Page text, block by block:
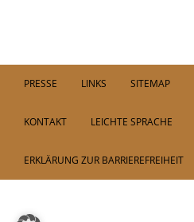
PRESSE LINKS SITEMAP
KONTAKT LEICHTE SPRACHE
ERKLÄRUNG ZUR BARRIEREFREIHEIT